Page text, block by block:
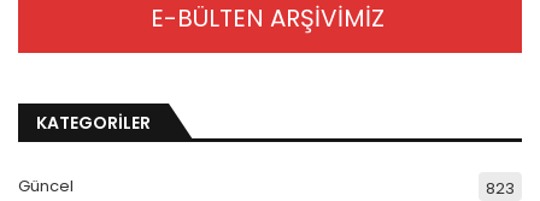
E-BÜLTEN ARŞİVİMİZ
KATEGORİLER
Güncel 823